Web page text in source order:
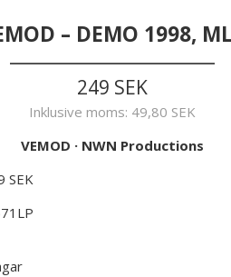
– DEMO 1998,
249 SEK
Inklusive moms: 49,80 SEK
VEMOD · NWN Productions
SEK